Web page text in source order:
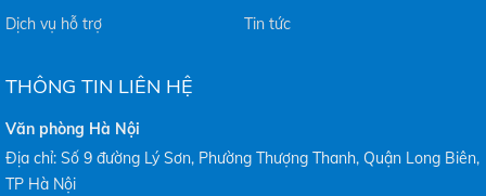
Dịch vụ hỗ trợ
Tin tức
THÔNG TIN LIÊN HỆ
Văn phòng Hà Nội
Địa chỉ: Số 9 đường Lý Sơn, Phường Thượng Thanh, Quận Long Biên,
TP Hà Nội